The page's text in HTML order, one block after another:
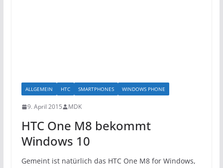
ALLGEMEIN HTC SMARTPHONES WINDOWS PHONE
9. April 2015 MDK
HTC One M8 bekommt
Windows 10
Gemeint ist natürlich das HTC One M8 for Windows,